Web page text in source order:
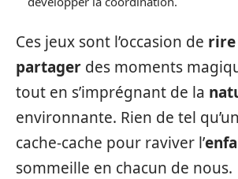
Ces jeux sont l’occasion de rire
partager des moments
tout en s’imprégnant de la
environnante. Rien de tel
cache-cache pour raviver l’
sommeille en chacun de nous.